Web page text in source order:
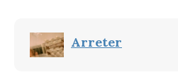
Arreter